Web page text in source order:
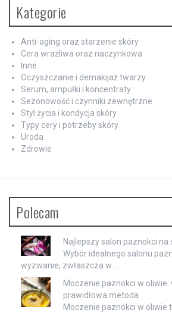
Kategorie
Anti-aging oraz starzenie skóry
Cera wrażliwa oraz naczynkowa
Inne
Oczyszczanie i demakijaż twarzy
Serum, ampułki i koncentraty
Sezonowość i czynniki zewnętrzne
Styl życia i kondycja skóry
Typy cery i potrzeby skóry
Uroda
Zdrowie
Polecam
Najlepszy salon paznokci na
Wybór idealnego salonu
wyzwanie, zwłaszcza w …
Moczenie paznokci w oliwie:
prawidłowa metoda
Moczenie paznokci w oliwie